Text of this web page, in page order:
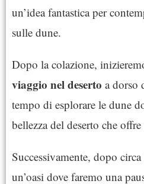
un’idea fantastica per
sulle dune.
Dopo la colazione,
viaggio nel deserto a dorso
tempo di esplorare le dune
bellezza del deserto che
Successivamente, dopo
un’oasi dove faremo una